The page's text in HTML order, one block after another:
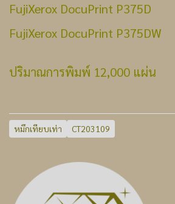
FujiXerox DocuPrint P375D
FujiXerox DocuPrint P375DW
ปริมาณการพิมพ์ 12,000 แผ่น
หมึกเทียบเท่า CT203109